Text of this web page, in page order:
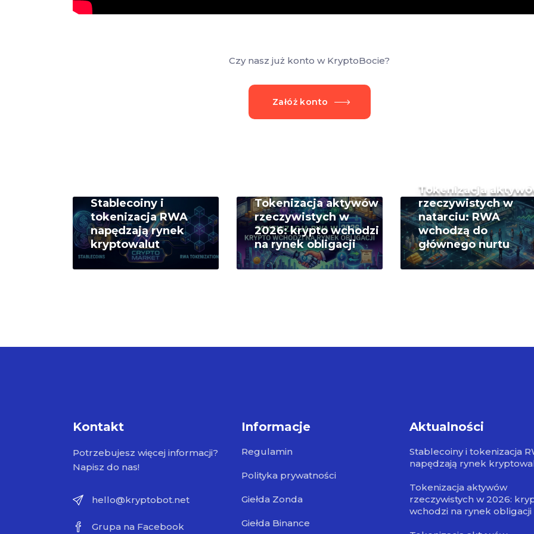
Czy nasz już konto w KryptoBocie?
Załóż konto
Stablecoiny i
tokenizacja RWA
napędzają rynek
kryptowalut
Tokenizacja aktywów
rzeczywistych w
2026: krypto wchodzi
na rynek obligacji
Tokenizacja
rzeczywistych w
natarciu: RWA
wchodzą do
głównego nurtu
Kontakt
Potrzebujesz więcej informacji?
Napisz do nas!
hello@kryptobot.net
Grupa na Facebook
Informacje
Regulamin
Polityka prywatności
Giełda Zonda
Giełda Binance
Aktualności
Stablecoiny i tokenizacja
napędzają rynek
Tokenizacja aktywów
rzeczywistych w 2026:
wchodzi na rynek obligacji